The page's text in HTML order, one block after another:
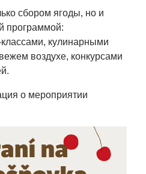
сбором ягоды, но и
программой:
кулинарными
воздухе, конкурсами
о мероприятии